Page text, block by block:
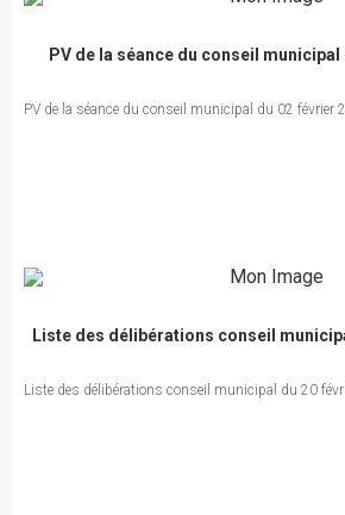
PV de la séance du conseil
PV de la séance du conseil municipal du 02 février
Liste des délibérations conseil
Liste des délibérations conseil municipal du 20